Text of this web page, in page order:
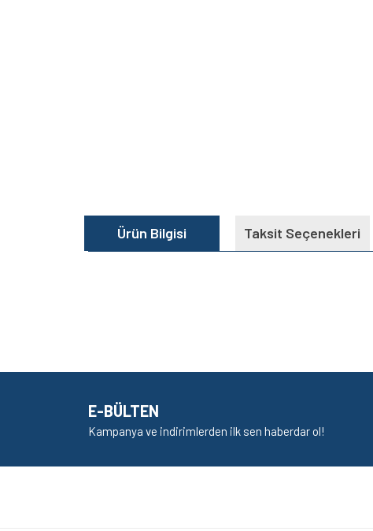
Ürün Bilgisi Taksit Seçenekleri
Ürün resmi kalitesiz, bozuk veya görüntülenemiyor.
Ürün bilgilerinde hatalar bulunuyor.
E-BÜLTEN
Kampanya ve indirimlerden ilk sen haberdar ol!